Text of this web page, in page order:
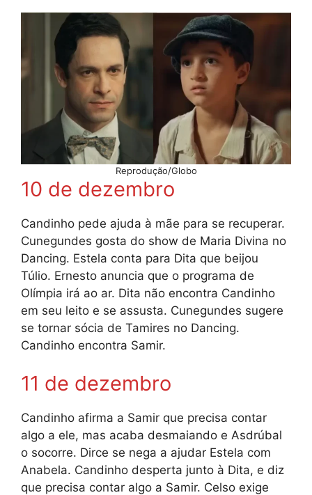
Reprodução/Globo
10 de dezembro
Candinho pede ajuda à mãe para se recuperar.
Cunegundes gosta do show de Maria Divina no
Dancing. Estela conta para Dita que beijou
Túlio. Ernesto anuncia que o programa de
Olímpia irá ao ar. Dita não encontra Candinho
em seu leito e se assusta. Cunegundes sugere
se tornar sócia de Tamires no Dancing.
Candinho encontra Samir.
11 de dezembro
Candinho afirma a Samir que precisa contar
algo a ele, mas acaba desmaiando e Asdrúbal
o socorre. Dirce se nega a ajudar Estela com
Anabela. Candinho desperta junto à Dita, e diz
que precisa contar algo a Samir. Celso exige